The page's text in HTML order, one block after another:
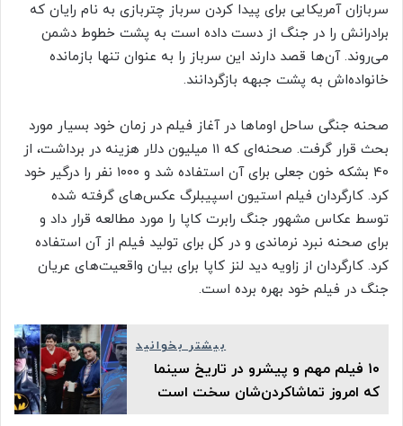
سربازان آمریکایی برای پیدا کردن سرباز چتربازی به نام رایان که
برادرانش را در جنگ از دست داده است به پشت خطوط دشمن
می‌روند. آن‌ها قصد دارند این سرباز را به عنوان تنها بازمانده
خانواده‌اش به پشت جبهه بازگردانند.
صحنه جنگی ساحل اوماها در آغاز فیلم در زمان خود بسیار مورد
بحث قرار گرفت. صحنه‌ای که ۱۱ میلیون دلار هزینه در برداشت، از
۴۰ بشکه خون جعلی برای آن استفاده شد و ۱۰۰۰ نفر را درگیر خود
کرد. کارگردان فیلم استیون اسپیبلرگ عکس‌های گرفته شده
توسط عکاس مشهور جنگ رابرت کاپا را مورد مطالعه قرار داد و
برای صحنه نبرد نرماندی و در کل برای تولید فیلم از آن استفاده
کرد. کارگردان از زاویه دید لنز کاپا برای بیان واقعیت‌های عریان
جنگ در فیلم خود بهره برده است.
بیشتر بخوانید
۱۰ فیلم مهم و پیشرو در تاریخ سینما
که امروز تماشا‌کردن‌شان سخت است